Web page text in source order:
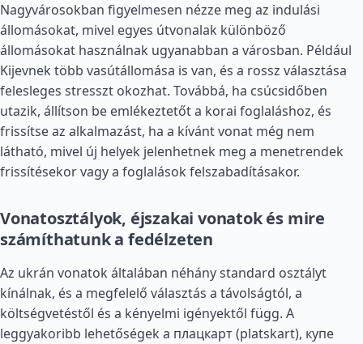
Nagyvárosokban figyelmesen nézze meg az indulási
állomásokat, mivel egyes útvonalak különböző
állomásokat használnak ugyanabban a városban. Például
Kijevnek több vasútállomása is van, és a rossz választása
felesleges stresszt okozhat. Továbbá, ha csúcsidőben
utazik, állítson be emlékeztetőt a korai foglaláshoz, és
frissítse az alkalmazást, ha a kívánt vonat még nem
látható, mivel új helyek jelenhetnek meg a menetrendek
frissítésekor vagy a foglalások felszabadításakor.
Vonatosztályok, éjszakai vonatok és mire
számíthatunk a fedélzeten
Az ukrán vonatok általában néhány standard osztályt
kínálnak, és a megfelelő választás a távolságtól, a
költségvetéstől és a kényelmi igényektől függ. A
leggyakoribb lehetőségek a плацкарт (platskart), купе